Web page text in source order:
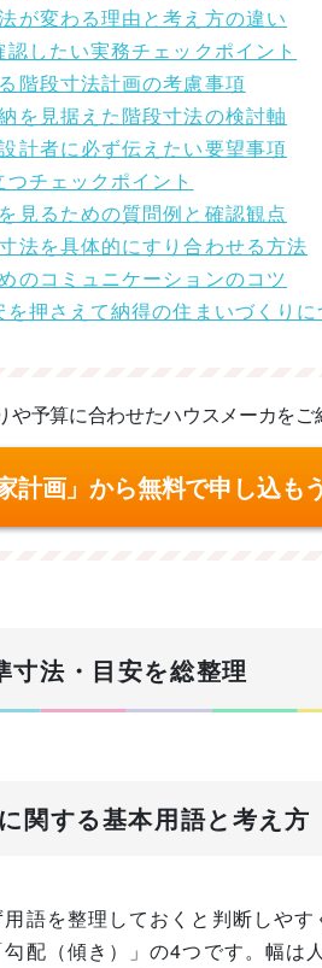
が変わる理由と考え方の違い
したい実務チェックポイント
階段寸法計画の考慮事項
を見据えた階段寸法の検討軸
計者に必ず伝えたい要望事項
チェックポイント
見るための質問例と確認観点
法を具体的にすり合わせる方法
のコミュニケーションのコツ
押さえて納得の住まいづくりに
や予算に合わせたハウスメーカをご
計画」から無料で申し込もう
法・目安を総整理
関する基本用語と考え方
語を整理しておくと判断しや
配（傾き）」の4つです。幅は